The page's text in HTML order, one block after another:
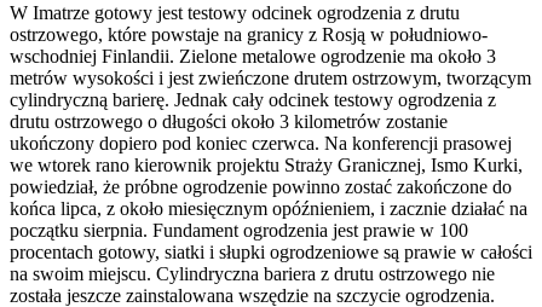
W Imatrze gotowy jest testowy odcinek ogrodzenia z drutu
ostrzowego, które powstaje na granicy z Rosją w południowo-
wschodniej Finlandii. Zielone metalowe ogrodzenie ma około 3
metrów wysokości i jest zwieńczone drutem ostrzowym, tworzącym
cylindryczną barierę. Jednak cały odcinek testowy ogrodzenia z
drutu ostrzowego o długości około 3 kilometrów zostanie
ukończony dopiero pod koniec czerwca. Na konferencji prasowej
we wtorek rano kierownik projektu Straży Granicznej, Ismo Kurki,
powiedział, że próbne ogrodzenie powinno zostać zakończone do
końca lipca, z około miesięcznym opóźnieniem, i zacznie działać na
początku sierpnia. Fundament ogrodzenia jest prawie w 100
procentach gotowy, siatki i słupki ogrodzeniowe są prawie w całości
na swoim miejscu. Cylindryczna bariera z drutu ostrzowego nie
została jeszcze zainstalowana wszędzie na szczycie ogrodzenia.